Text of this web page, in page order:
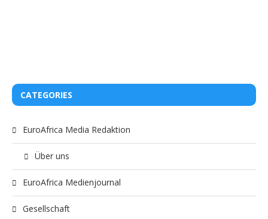
CATEGORIES
EuroAfrica Media Redaktion
Über uns
EuroAfrica Medienjournal
Gesellschaft